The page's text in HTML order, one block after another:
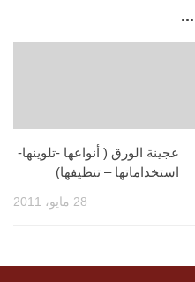
عجينة الورق ( أنواعها -تلوينها-
استخداماتها – تنظيفها)
28 مايو، 2011